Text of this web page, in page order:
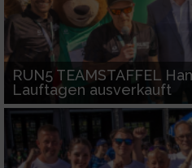
RUN5 TEAMSTAFFEL
Lauftagen ausverkauft
Funktional
Werbung